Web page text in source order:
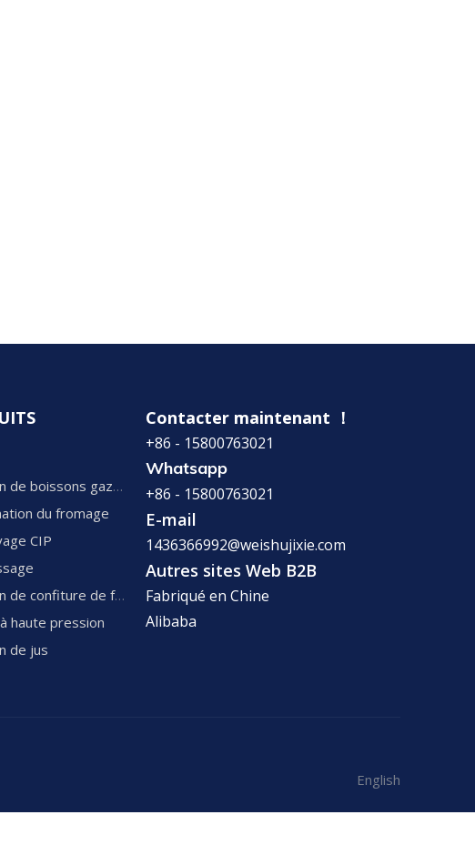
Ligne de production de boissons gazeuses
du fromage
CIP
Ligne de production de confiture de fruits
haute pression
de jus
Contacter maintenant ！
+86 - 15800763021
Whatsapp
+86 - 15800763021
E-mail
1436366992@weishujixie.com
Autres sites Web B2B
Fabriqué en Chine
Alibaba
English